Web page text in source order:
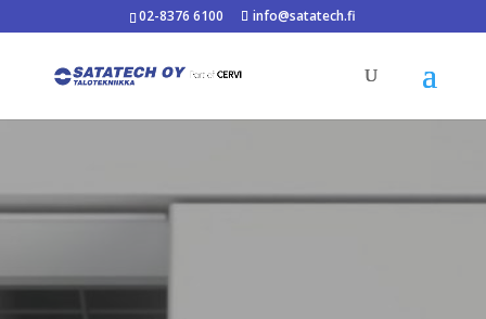
02-8376 6100 info@satatech.fi